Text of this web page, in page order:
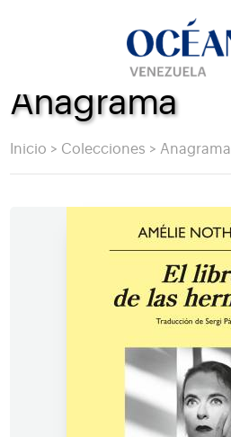
Anagrama
Inicio > Colecciones > Anagrama